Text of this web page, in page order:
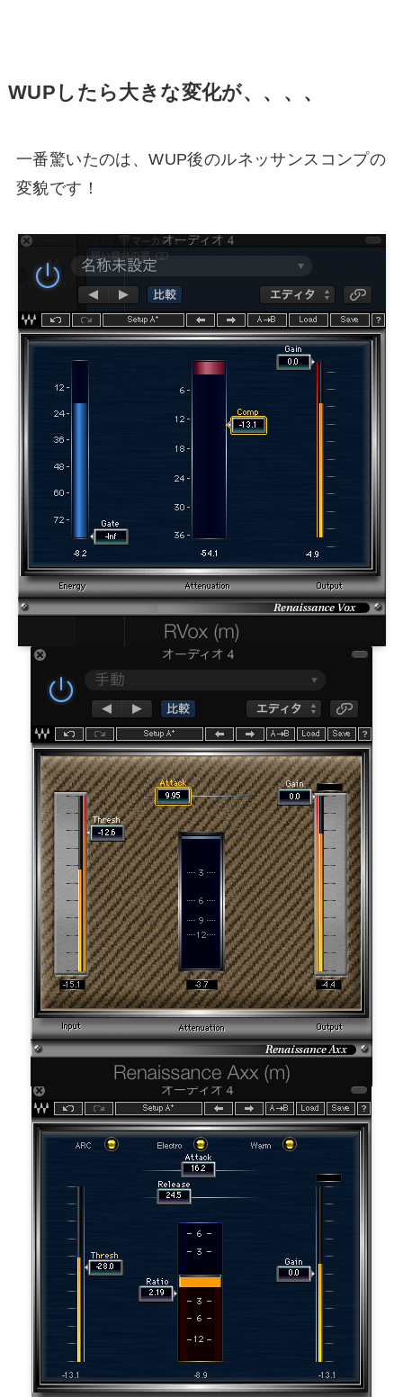
WUPしたら大きな変化が、、、、
一番驚いたのは、WUP後のルネッサンスコンプの
変貌です！